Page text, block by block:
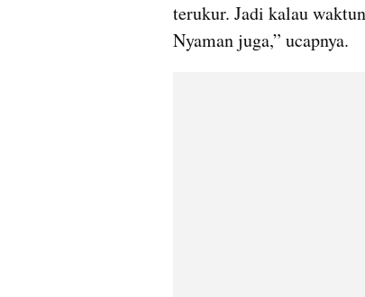
terukur. Jadi kalau
Nyaman juga,” ucapnya.